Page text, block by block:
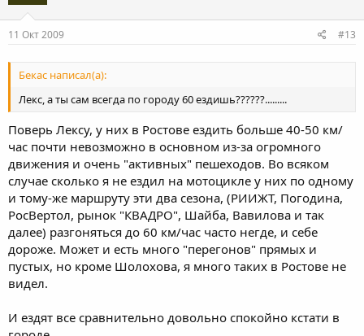
11 Окт 2009 #13
Бекас написал(а):
Лекс, а ты сам всегда по городу 60 ездишь??????.........
Поверь Лексу, у них в Ростове ездить больше 40-50 км/
час почти невозможно в основном из-за огромного
движения и очень "активных" пешеходов. Во всяком
случае сколько я не ездил на мотоцикле у них по одному
и тому-же маршруту эти два сезона, (РИИЖТ, Погодина,
РосВертол, рынок "КВАДРО", Шайба, Вавилова и так
далее) разгоняться до 60 км/час часто негде, и себе
дороже. Может и есть много "перегонов" прямых и
пустых, но кроме Шолохова, я много таких в Ростове не
видел.
И ездят все сравнительно довольно спокойно кстати в